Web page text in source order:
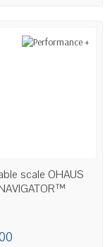
AVAILABLE
scale OHAUS